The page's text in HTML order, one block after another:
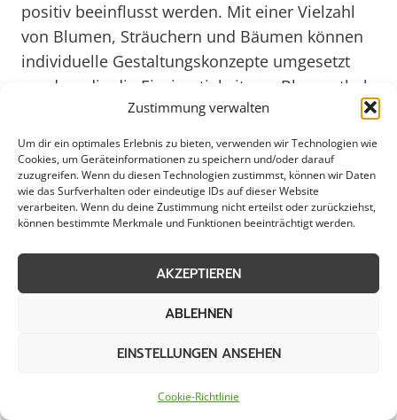
Zustimmung verwalten
Um dir ein optimales Erlebnis zu bieten, verwenden wir Technologien wie
Cookies, um Geräteinformationen zu speichern und/oder darauf
zuzugreifen. Wenn du diesen Technologien zustimmst, können wir Daten
wie das Surfverhalten oder eindeutige IDs auf dieser Website
verarbeiten. Wenn du deine Zustimmung nicht erteilst oder zurückziehst,
können bestimmte Merkmale und Funktionen beeinträchtigt werden.
AKZEPTIEREN
ABLEHNEN
EINSTELLUNGEN ANSEHEN
Cookie-Richtlinie
positiv beeinflusst werden. Mit einer Vielzahl
von Blumen, Sträuchern und Bäumen können
individuelle Gestaltungskonzepte umgesetzt
werden, die die Einzigartigkeit von Blumenthal
unterstreichen. Expert:innen für Pflanzarbeiten
beraten gerne zu passenden Pflanzenarten,
Standortbedingungen und Pflegehinweisen,
um langfristig eine ansprechende Begrünung
zu gewährleisten.
In Blumenthal spielen nachhaltige und
ökologische Aspekte bei Pflanzarbeiten eine
immer größere Rolle. Durch die Verwendung
von naturnahen Lebensräumen können nicht
nur die Artenvielfalt gefördert, sondern auch